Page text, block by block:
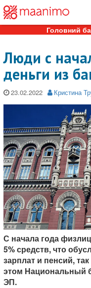
Головний
Люди с
деньги из
23.02.2022 Кристина
С начала года
5% средств, что
зарплат и пенсий,
этом Национальный
ЭП.